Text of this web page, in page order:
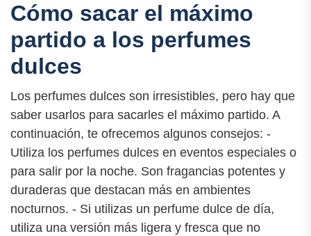
Cómo sacar el máximo
partido a los perfumes
dulces
Los perfumes dulces son irresistibles, pero hay que
saber usarlos para sacarles el máximo partido. A
continuación, te ofrecemos algunos consejos: -
Utiliza los perfumes dulces en eventos especiales o
para salir por la noche. Son fragancias potentes y
duraderas que destacan más en ambientes
nocturnos. - Si utilizas un perfume dulce de día,
utiliza una versión más ligera y fresca que no